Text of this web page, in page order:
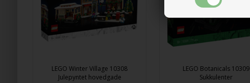
LEGO Winter Village 10308
Julepyntet hovedgade
LEGO Botanicals 10309
Sukkulenter